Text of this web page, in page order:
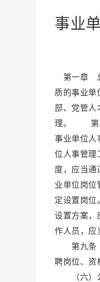
事业
第一章
质的事业
部、党管
理。 第三
事业单位
位人事管
度，应当
业单位岗
定设置岗
设置方案
作人员，应
第九条
聘岗位、
（六）公